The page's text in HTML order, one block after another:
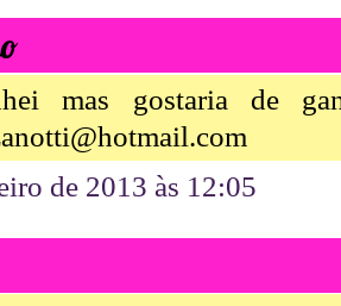
mas gostaria de
de 2013 às 12:05